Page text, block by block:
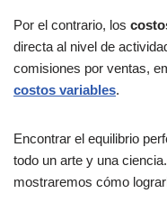
Por el contrario, los
directa al nivel de
comisiones por ventas,
costos variables.
Encontrar el equilibrio
todo un arte y una
mostraremos cómo